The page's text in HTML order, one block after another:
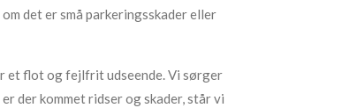
det er små parkeringsskader eller
et flot og fejlfrit udseende. Vi sørger
der kommet ridser og skader, står vi